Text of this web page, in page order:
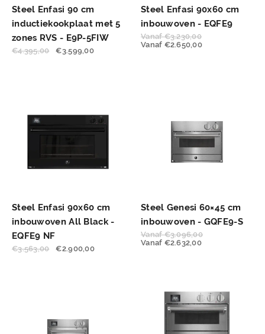
Steel Enfasi 90 cm
inductiekookplaat met 5
zones RVS - E9P-5FIW
€4.395,00 €3.599,00
Steel Enfasi 90x60 cm
inbouwoven - EQFE9
Vanaf€3.230,00
Vanaf €2.650,00
Steel Enfasi 90x60 cm
inbouwoven All Black -
EQFE9 NF
€3.563,00 €2.900,00
Steel Genesi 60×45 cm
inbouwoven - GQFE9-S
Vanaf€3.096,00
Vanaf €2.632,00